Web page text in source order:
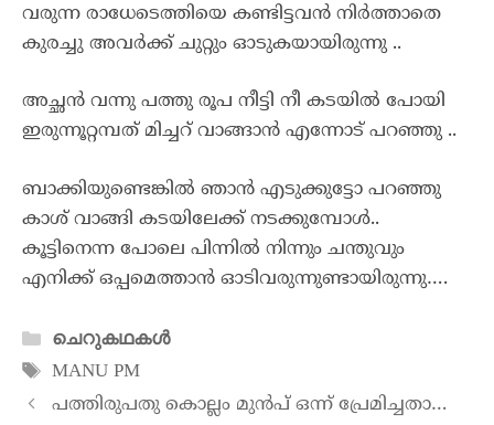
വരുന്ന രാധേടെത്തിയെ കണ്ടിട്ടവൻ നിർത്താതെ
കുരച്ചു അവർക്ക് ചുറ്റും ഓടുകയായിരുന്നു ..
അച്ഛൻ വന്നു പത്തു രൂപ നീട്ടി നീ കടയിൽ പോയി
ഇരുന്നൂറ്റമ്പത് മിച്ചറ് വാങ്ങാൻ എന്നോട് പറഞ്ഞു ..
ബാക്കിയുണ്ടെങ്കിൽ ഞാൻ എടുക്കുട്ടോ പറഞ്ഞു
കാശ് വാങ്ങി കടയിലേക്ക് നടക്കുമ്പോൾ..
കൂട്ടിനെന്ന പോലെ പിന്നിൽ നിന്നും ചന്തുവും
എനിക്ക് ഒപ്പമെത്താൻ ഓടിവരുന്നുണ്ടായിരുന്നു….
ചെറുകഥകൾ
MANU PM
പത്തിരുപതു കൊല്ലം മുൻപ് ഒന്ന് പ്രേമിച്ചതാ…